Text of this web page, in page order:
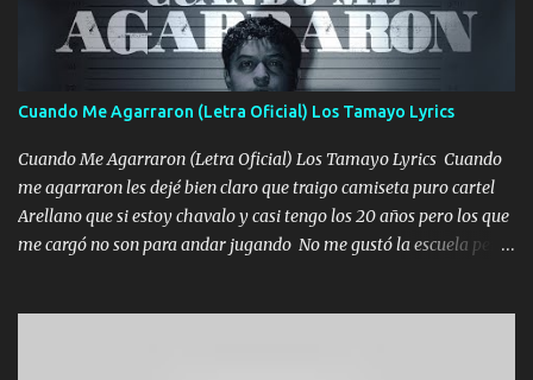
tranquilizando Tomense un buen trago Y así es como empezamos
los versos que voy cantando (Music) A vido alta y bajas La carreta
se atora Pero nunca le aflojamos Ya me han pasado cosas Y
aunque ustedes no sepan Pero la vida es muy corta Hay que
echarle chingazos Y seguir trabajando porque nada es...
Cuando Me Agarraron (Letra Oficial) Los Tamayo Lyrics
Cuando Me Agarraron (Letra Oficial) Los Tamayo Lyrics Cuando
me agarraron les dejé bien claro que traigo camiseta puro cartel
Arellano que si estoy chavalo y casi tengo los 20 años pero los que
me cargó no son para andar jugando No me gustó la escuela pero